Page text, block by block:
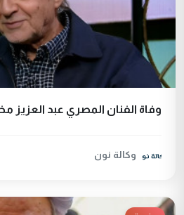
وفاة الفنان المصري عبد العزيز مخيون
وكالة نون